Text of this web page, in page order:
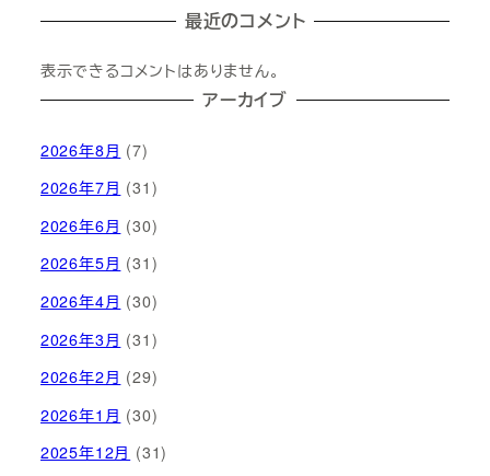
最近のコメント
表示できるコメントはありません。
アーカイブ
2026年8月 (7)
2026年7月 (31)
2026年6月 (30)
2026年5月 (31)
2026年4月 (30)
2026年3月 (31)
2026年2月 (29)
2026年1月 (30)
2025年12月 (31)